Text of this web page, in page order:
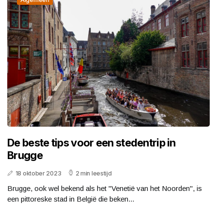
De beste tips voor een stedentrip in
Brugge
18 oktober 2023 2 min leestijd
Brugge, ook wel bekend als het "Venetië van het Noorden", is
een pittoreske stad in België die beken...